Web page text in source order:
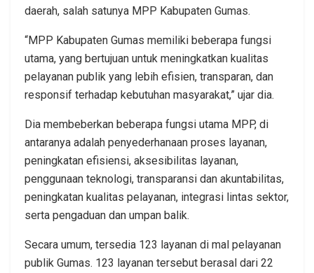
daerah, salah satunya MPP Kabupaten Gumas.
“MPP Kabupaten Gumas memiliki beberapa fungsi
utama, yang bertujuan untuk meningkatkan kualitas
pelayanan publik yang lebih efisien, transparan, dan
responsif terhadap kebutuhan masyarakat,” ujar dia.
Dia membeberkan beberapa fungsi utama MPP, di
antaranya adalah penyederhanaan proses layanan,
peningkatan efisiensi, aksesibilitas layanan,
penggunaan teknologi, transparansi dan akuntabilitas,
peningkatan kualitas pelayanan, integrasi lintas sektor,
serta pengaduan dan umpan balik.
Secara umum, tersedia 123 layanan di mal pelayanan
publik Gumas. 123 layanan tersebut berasal dari 22